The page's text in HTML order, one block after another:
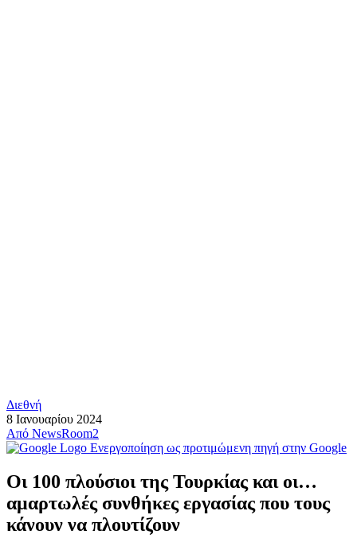
Διεθνή
8 Ιανουαρίου 2024
Από NewsRoom2
Ενεργοποίηση ως προτιμώμενη πηγή στην Google
Οι 100 πλούσιοι της Τουρκίας και οι…
αμαρτωλές συνθήκες εργασίας που τους
κάνουν να πλουτίζουν